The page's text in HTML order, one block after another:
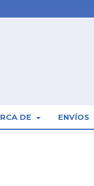
DE ENVÍOS